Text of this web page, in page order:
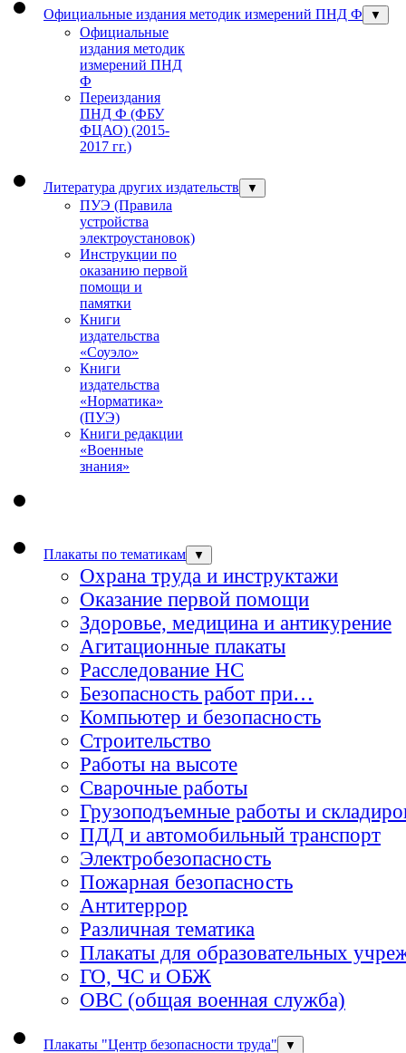
Официальные издания методик измерений ПНД Ф ▼
Официальные
издания методик
измерений ПНД
Ф
Переиздания
ПНД Ф (ФБУ
ФЦАО) (2015-
2017 гг.)
Литература других издательств ▼
ПУЭ (Правила
устройства
электроустановок)
Инструкции по
оказанию первой
помощи и
памятки
Книги
издательства
«Соуэло»
Книги
издательства
«Норматика»
(ПУЭ)
Книги редакции
«Военные
знания»
Плакаты по тематикам ▼
Охрана труда и инструктажи
Оказание первой помощи
Здоровье, медицина и антикурение
Агитационные плакаты
Расследование НС
Безопасность работ при…
Компьютер и безопасность
Строительство
Работы на высоте
Сварочные работы
Грузоподъемные работы и
ПДД и автомобильный транспорт
Электробезопасность
Пожарная безопасность
Антитеррор
Различная тематика
Плакаты для образовательных
ГО, ЧС и ОБЖ
ОВС (общая военная служба)
Плакаты "Центр безопасности труда" ▼